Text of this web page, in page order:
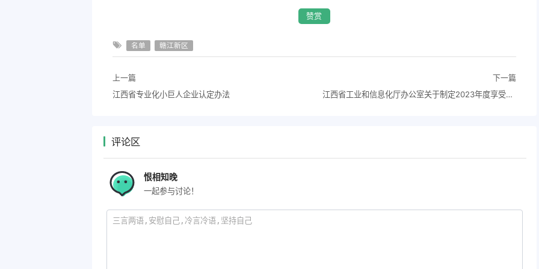
赞赏
名单 赣江新区
上一篇
江西省专业化小巨人企业认定办法
下一篇
江西省工业和信息化厅办公室关于制定2023年度享受增值税加计抵减政策的先进制造业企业名单的通知
评论区
恨相知晚
一起参与讨论！